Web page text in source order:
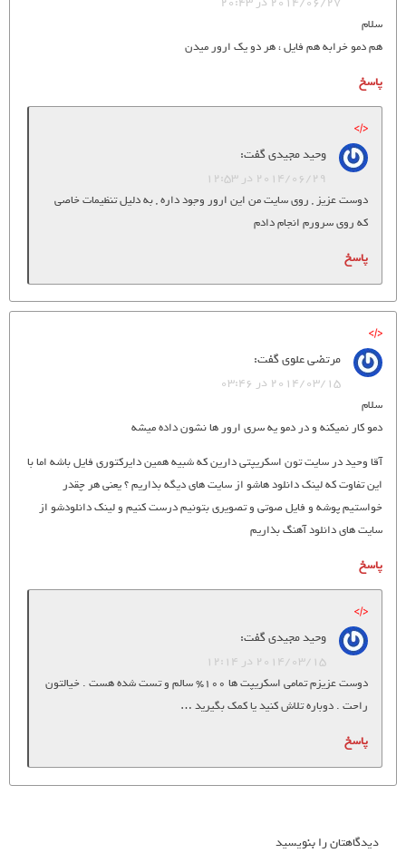
سلام
هم دمو خرابه هم فایل ، هر دو یک ارور میدن
پاسخ
وحید مجیدیگفت:
2014/06/29 در 12:53
دوست عزیز , روی سایت من این ارور وجود داره , به دلیل تنظیمات خاصی
که روی سرورم انجام دادم
پاسخ
مرتضي علويگفت:
2014/03/15 در 03:46
سلام
دمو كار نميكنه و در دمو يه سري ارور ها نشون داده ميشه
آقا وحيد در سايت تون اسكريپتي دارين كه شبيه همين دايركتوري فايل باشه اما با
اين تفاوت كه لينك دانلود هاشو از سايت هاي ديگه بذاريم ؟ يعني هر چقدر
خواستيم پوشه و فايل صوتي و تصويري بتونيم درست كنيم و لينك دانلودشو از
سايت هاي دانلود آهنگ بذاريم
پاسخ
وحید مجیدیگفت:
2014/03/15 در 12:14
دوست عزیزم تمامی اسکریپت ها 100% سالم و تست شده هست . خیالتون
راحت . دوباره تلاش کنید یا کمک بگیرید …
پاسخ
دیدگاهتان را بنویسید